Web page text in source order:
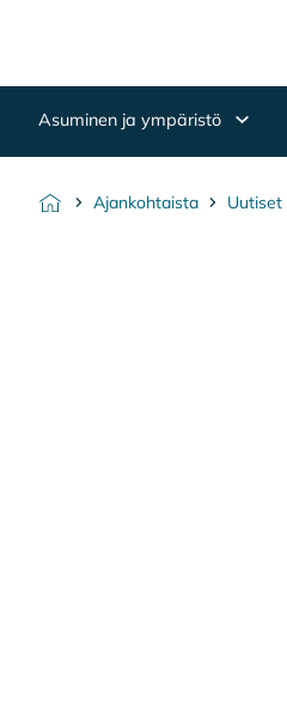
Asuminen ja ympäristö
Ajankohtaista Uutiset